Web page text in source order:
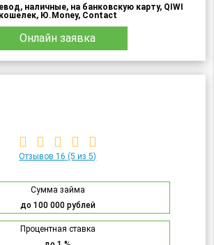
наличные, на банковскую карту, QIWI
кошелек, Ю.Money, Contact
Онлайн заявка
Отзывов 16 (5 из 5)
Сумма займа
до 100 000 рублей
Процентная ставка